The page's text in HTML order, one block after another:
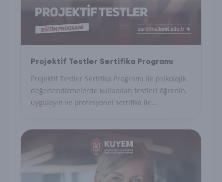
Projektif Testler Sertifika Programı
Projektif Testler Sertifika Programı ile psikolojik
değerlendirmelerde kullanılan testleri öğrenin,
uygulayın ve profesyonel sertifika ile